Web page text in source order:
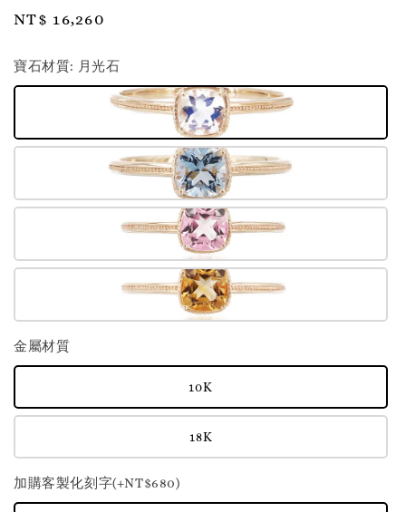
Regular
NT$ 16,260
寶石材質: 月光石
金屬材質
10K
18K
加購客製化刻字(+NT$680)